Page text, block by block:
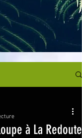
à La Redoute